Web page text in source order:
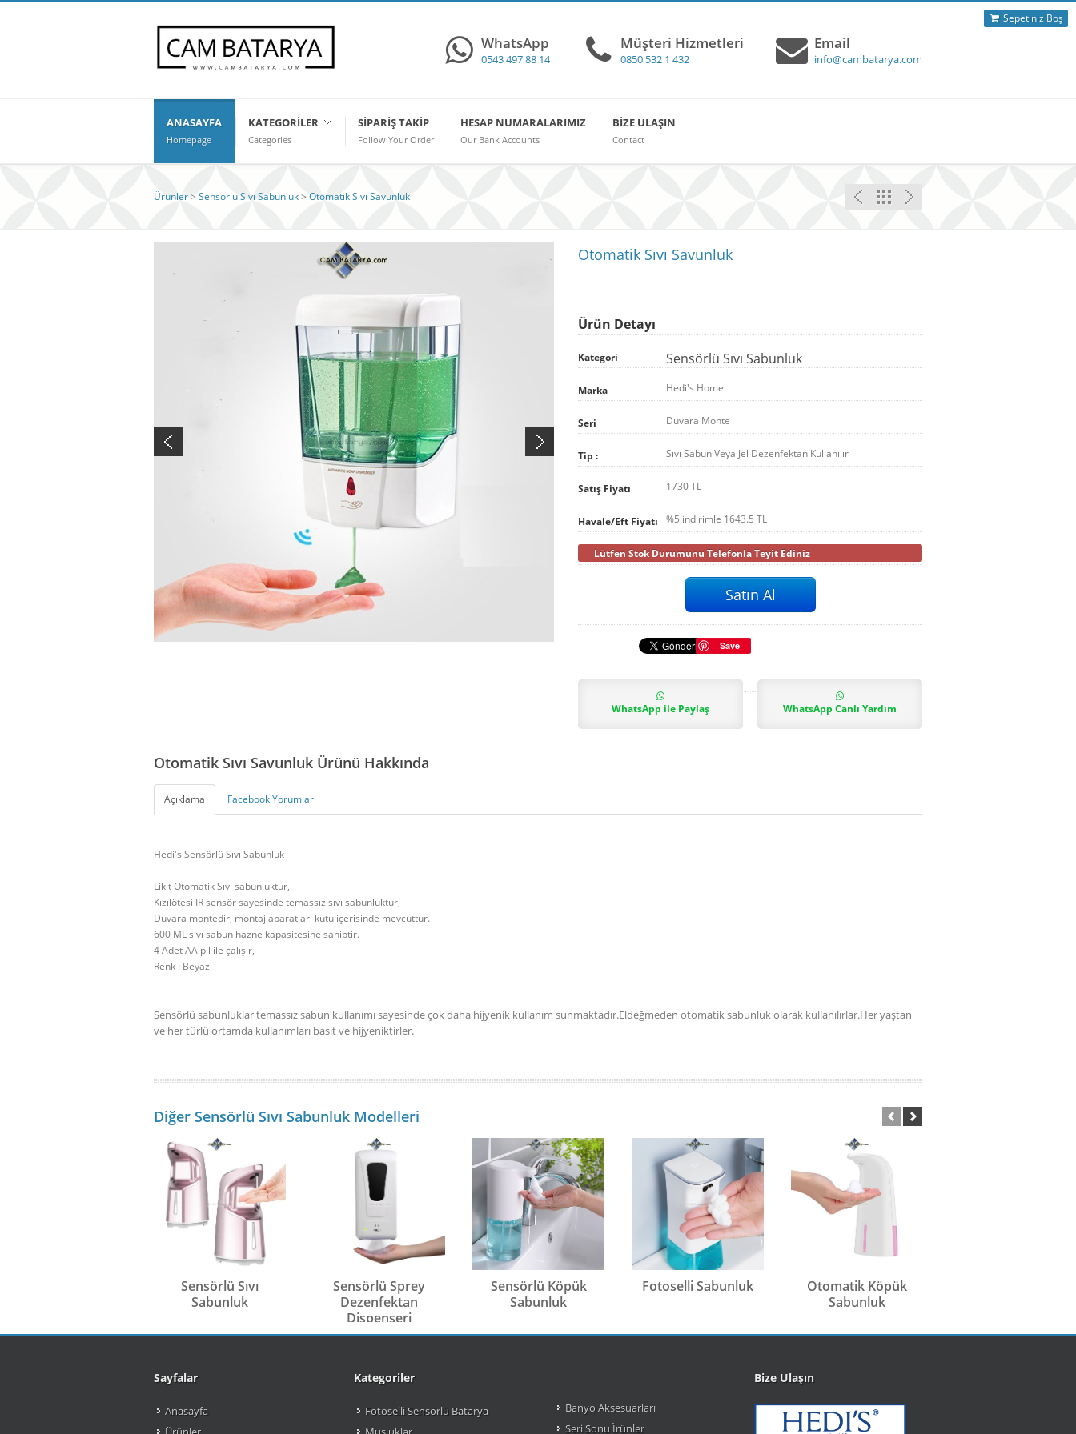
Sepetiniz Boş
WhatsApp
0543 497 88 14
Müşteri Hizmetleri
0850 532 1 432
Email
info@cambatarya.com
ANASAYFA
Homepage
KATEGORILER
Categories
SIPARIŞ TAKIP
Follow Your Order
HESAP NUMARALARIMIZ
Our Bank Accounts
BIZE ULAŞIN
Contact
Ürünler> Sensörlü Sıvı Sabunluk> Otomatik Sıvı Savunluk
Otomatik Sıvı Savunluk
Ürün Detayı
Kategori Sensörlü Sıvı Sabunluk
Marka Hedi's Home
Seri Duvara Monte
Tip : Sıvı Sabun Veya Jel Dezenfektan Kullanılır
Satış Fiyatı 1730 TL
Havale/Eft Fiyatı %5 indirimle 1643.5 TL
Lütfen Stok Durumunu Telefonla Teyit Ediniz
Save
WhatsApp ile Paylaş WhatsApp Canlı Yardım
Otomatik Sıvı Savunluk Ürünü Hakkında
Açıklama Facebook Yorumları
Hedi's Sensörlü Sıvı Sabunluk
Likit Otomatik Sıvı sabunluktur,
Kızılötesi IR sensör sayesinde temassız sıvı sabunluktur,
Duvara montedir, montaj aparatları kutu içerisinde mevcuttur.
600 ML sıvı sabun hazne kapasitesine sahiptir.
4 Adet AA pil ile çalışır,
Renk : Beyaz
Sensörlü sabunluklar temassız sabun kullanımı sayesinde çok daha hijyenik kullanım sunmaktadır.Eldeğmeden otomatik sabunluk olarak kullanılırlar.Her yaştan
ve her türlü ortamda kullanımları basit ve hijyeniktirler.
Diğer Sensörlü Sıvı Sabunluk Modelleri
Sensörlü Sıvı
Sabunluk
Sensörlü Sprey
Dezenfektan
Dispenseri
Sensörlü Köpük
Sabunluk
Fotoselli Sabunluk
Otomatik Köpük
Sabunluk
Sayfalar
Anasayfa
Kategoriler
Fotoselli Sensörlü Batarya
Banyo Aksesuarları
Seri Sonu Ìrünler
Bize Ulaşın